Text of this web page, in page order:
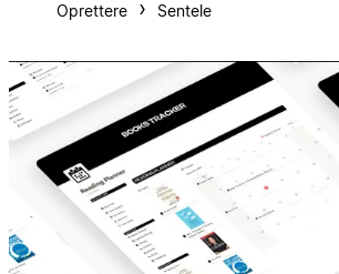
Oprettere Sentele